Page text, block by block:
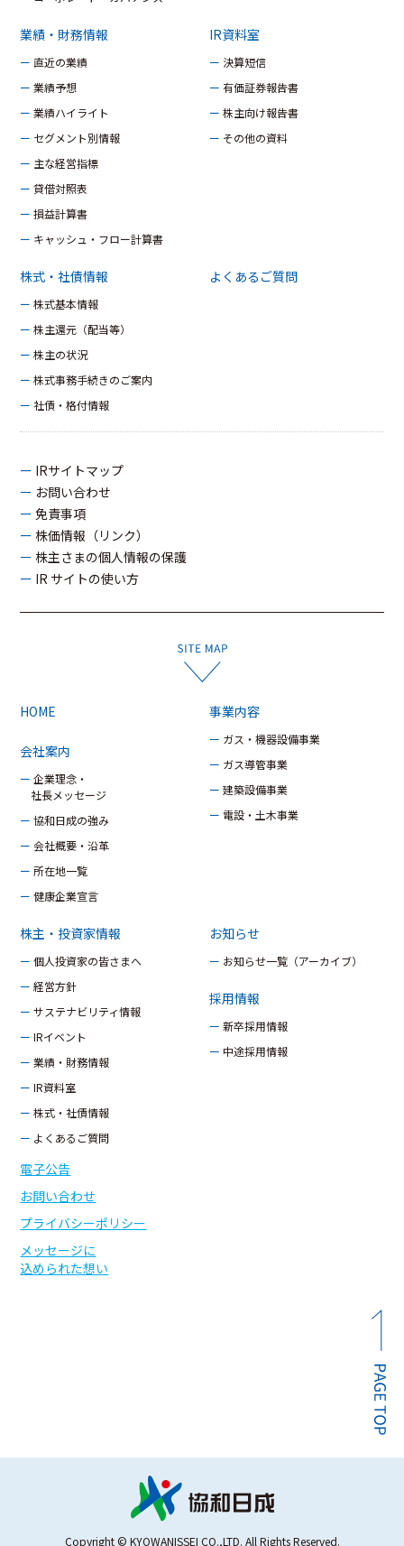
業績・財務情報
ー 直近の業績
ー 業績予想
ー 業績ハイライト
ー セグメント別情報
ー 主な経営指標
ー 貸借対照表
ー 損益計算書
ー キャッシュ・フロー計算書
IR資料室
ー 決算短信
ー 有価証券報告書
ー 株主向け報告書
ー その他の資料
株式・社債情報
ー 株式基本情報
ー 株主還元（配当等）
ー 株主の状況
ー 株式事務手続きのご案内
ー 社債・格付情報
よくあるご質問
ー IRサイトマップ
ー お問い合わせ
ー 免責事項
ー 株価情報（リンク）
ー 株主さまの個人情報の保護
ー IR サイトの使い方
HOME
会社案内
ー 企業理念・
社長メッセージ
ー 協和日成の強み
ー 会社概要・沿革
ー 所在地一覧
ー 健康企業宣言
事業内容
ー ガス・機器設備事業
ー ガス導管事業
ー 建築設備事業
ー 電設・土木事業
株主・投資家情報
ー 個人投資家の皆さまへ
ー 経営方針
ー サステナビリティ情報
ー IRイベント
ー 業績・財務情報
ー IR資料室
ー 株式・社債情報
ー よくあるご質問
お知らせ
ー お知らせ一覧（アーカイブ）
採用情報
ー 新卒採用情報
ー 中途採用情報
電子公告
お問い合わせ
プライバシーポリシー
メッセージに
込められた想い
Copyright © KYOWANISSEI CO.,LTD. All Rights Reserved.